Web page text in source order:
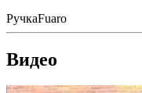
РучкаFuaro
Видео